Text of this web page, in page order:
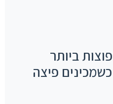
ביותר
פיצה